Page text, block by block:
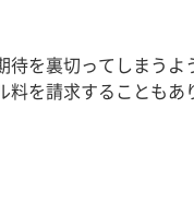
待を裏切ってしまうよ
を請求することもあ